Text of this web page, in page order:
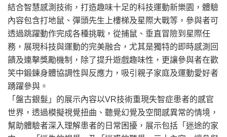
結合智慧感測技術，打造趣味十足的科技運動新樂園，體驗
內容包含打地鼠、彈頭先生上樓梯及星際大戰等，參與者可
透過跳躍動作完成各種挑戰，從捕鼠、垂直冒險到星際任
務，展現科技與運動的完美融合，尤其是獨特的即時感測回
饋及連擊獎勵機制，除了提升遊戲趣味性，更讓參與者在歡
笑中鍛鍊身體協調性與反應力，吸引親子家庭及運動愛好者
踴躍參與。
「盤古銀髮」的展示內容以VR技術重現失智症患者的感官
世界，透過模擬視覺扭曲、聽覺幻覺及空間感異常的情境，
幫助體驗者深入理解患者的日常困擾，展示包括「迷途的家